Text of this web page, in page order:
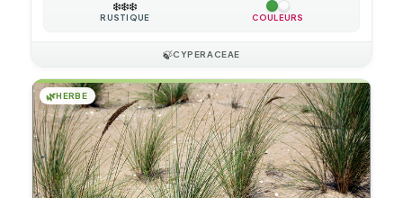
❄️❄️❄️
RUSTIQUE COULEURS
🍃CYPERACEAE
🌿HERBE